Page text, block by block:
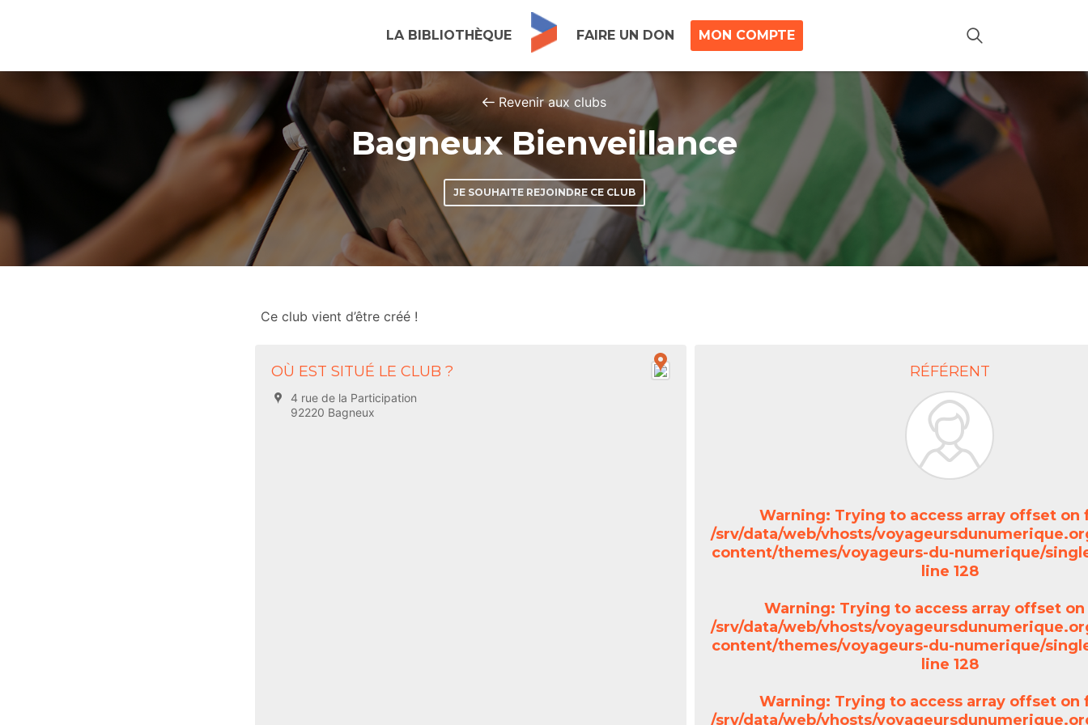
LA BIBLIOTHÈQUE FAIRE UN DON MON COMPTE
Revenir aux clubs
Bagneux Bienveillance
JE SOUHAITE REJOINDRE CE CLUB
Ce club vient d’être créé !
OÙ EST SITUÉ LE CLUB ?
4 rue de la Participation
92220 Bagneux
RÉFÉRENT
Warning: Trying to access array offset on
/srv/data/web/vhosts/
content/themes/voyageurs-du-numerique/
line 128
Warning: Trying to access array offset
/srv/data/web/vhosts/
content/themes/voyageurs-du-numerique/
line 128
Warning: Trying to access array offset on
/srv/data/web/vhosts/